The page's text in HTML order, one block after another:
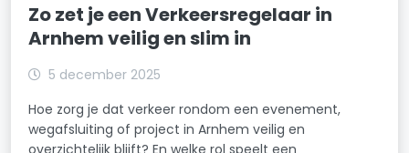
Zo zet je een Verkeersregelaar in
Arnhem veilig en slim in
5 december 2025
Hoe zorg je dat verkeer rondom een evenement,
wegafsluiting of project in Arnhem veilig en
overzichtelijk blijft? En welke rol speelt een